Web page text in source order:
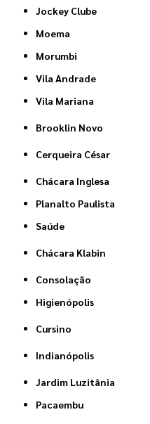
Jockey Clube
Moema
Morumbi
Vila Andrade
Vila Mariana
Brooklin Novo
Cerqueira César
Chácara Inglesa
Planalto Paulista
Saúde
Chácara Klabin
Consolação
Higienópolis
Cursino
Indianópolis
Jardim Luzitânia
Pacaembu